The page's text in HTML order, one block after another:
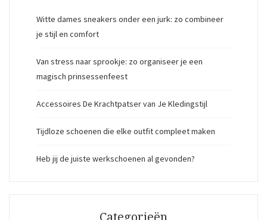
Witte dames sneakers onder een jurk: zo combineer
je stijl en comfort
Van stress naar sprookje: zo organiseer je een
magisch prinsessenfeest
Accessoires De Krachtpatser van Je Kledingstijl
Tijdloze schoenen die elke outfit compleet maken
Heb jij de juiste werkschoenen al gevonden?